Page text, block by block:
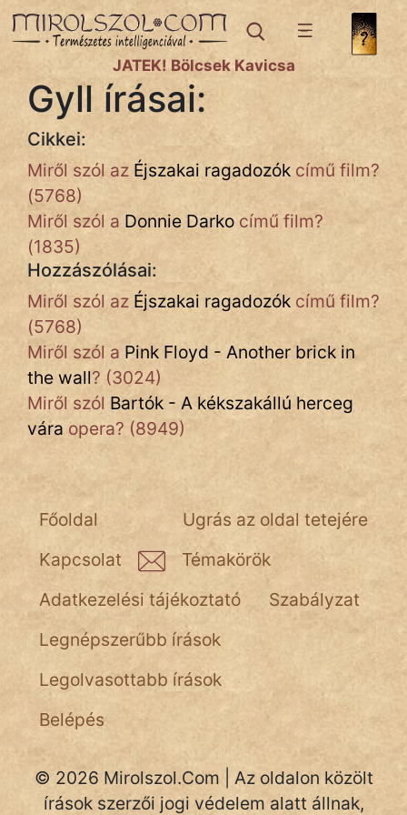
IRODALOM
SZÓLÁS
És
KÖZMONDÁS
PSZICHO
ZENE
FILM
ÉLETMÓD
MAGYARSÁG
TÖRTÉNELEM
JÁTÉK! Bölcsek Kavicsa
Gyll írásai:
Cikkei:
Miről szól az Éjszakai ragadozók című film?
(5768)
Miről szól a Donnie Darko című film?
(1835)
Hozzászólásai:
Miről szól az Éjszakai ragadozók című film?
(5768)
Miről szól a Pink Floyd - Another brick in
the wall? (3024)
Miről szól Bartók - A kékszakállú herceg
vára opera? (8949)
Ugrás az oldal tetejére
Főoldal
Kapcsolat
Témakörök
Adatkezelési tájékoztató
Szabályzat
Legnépszerűbb írások
Legolvasottabb írások
Belépés
© 2026 Mirolszol.Com | Az oldalon közölt
írások szerzői jogi védelem alatt állnak,